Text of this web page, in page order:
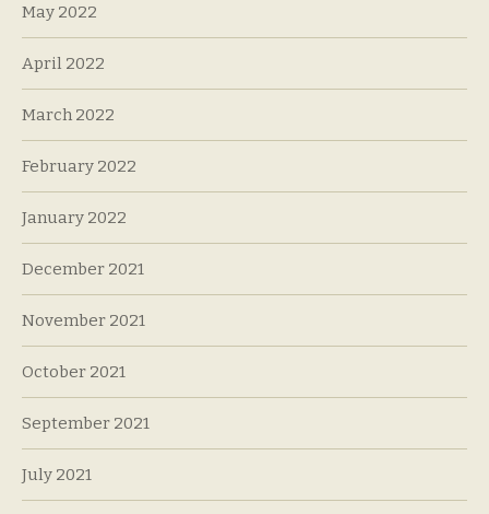
May 2022
April 2022
March 2022
February 2022
January 2022
December 2021
November 2021
October 2021
September 2021
July 2021